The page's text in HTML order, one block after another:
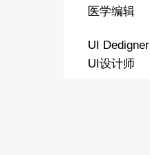
医学编辑
UI Dedigner
UI设计师